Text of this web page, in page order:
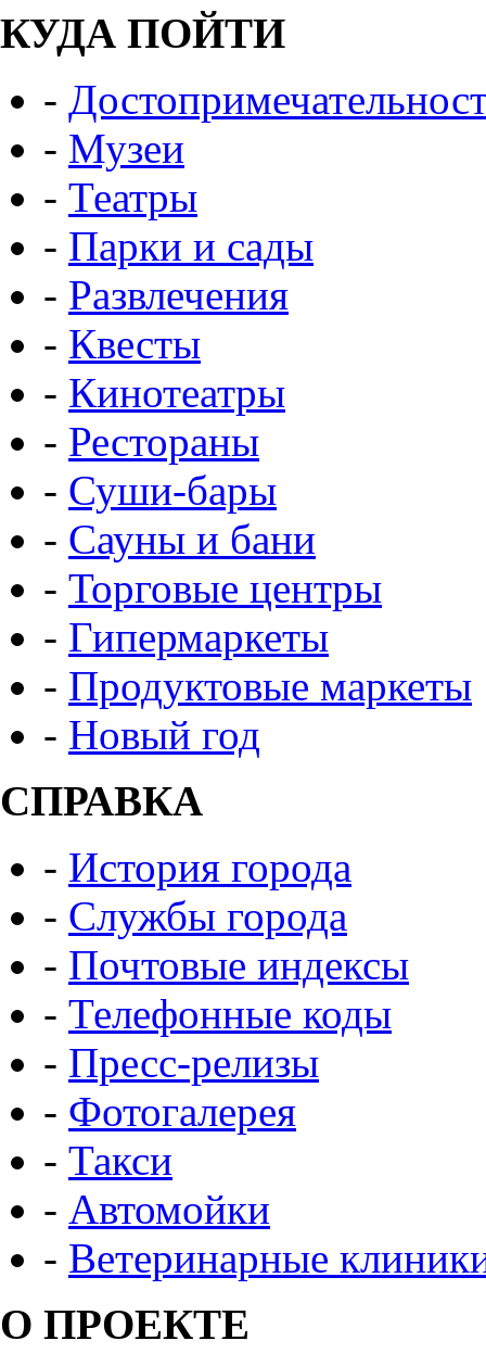
КУДА ПОЙТИ
-
- Музеи
- Театры
- Парки и сады
- Развлечения
- Квесты
- Кинотеатры
- Рестораны
- Суши-бары
- Сауны и бани
- Торговые центры
- Гипермаркеты
- Продуктовые маркеты
- Новый год
СПРАВКА
- История города
- Службы города
- Почтовые индексы
- Телефонные коды
- Пресс-релизы
- Фотогалерея
- Такси
- Автомойки
- Ветеринарные
О ПРОЕКТЕ